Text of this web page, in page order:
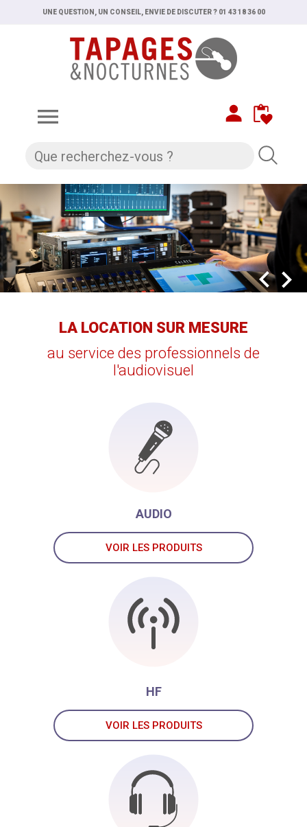
UNE QUESTION, UN CONSEIL, ENVIE DE DISCUTER ? 01 43 18 36 00


LA LOCATION SUR MESURE
au service des professionnels de
l'audiovisuel
AUDIO
VOIR LES PRODUITS
HF
VOIR LES PRODUITS